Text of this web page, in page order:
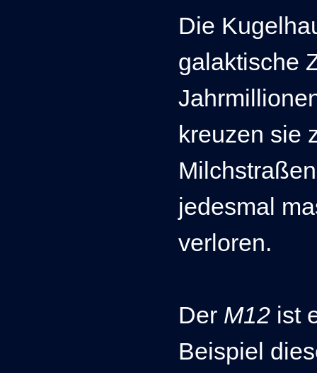
Die
galaktische
kreuzen sie
jedesmal
verloren.
Der M12 ist
Beispiel